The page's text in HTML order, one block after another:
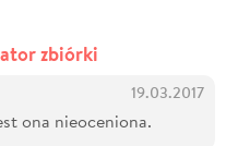
zbiórki
19.03.2017
ona nieoceniona.